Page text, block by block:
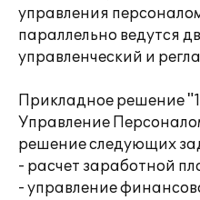
управления
параллельно ведутся
управленческий и
Прикладное решение
Управление
решение следующих
- расчет заработной
- управление